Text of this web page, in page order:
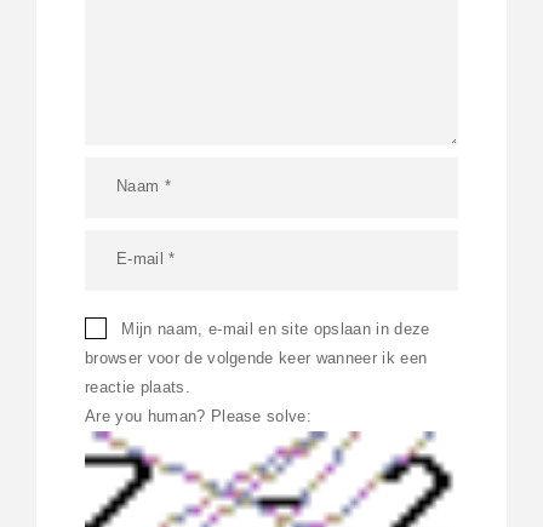
Mijn naam, e-mail en site opslaan in deze
browser voor de volgende keer wanneer ik een
reactie plaats.
Are you human? Please solve: